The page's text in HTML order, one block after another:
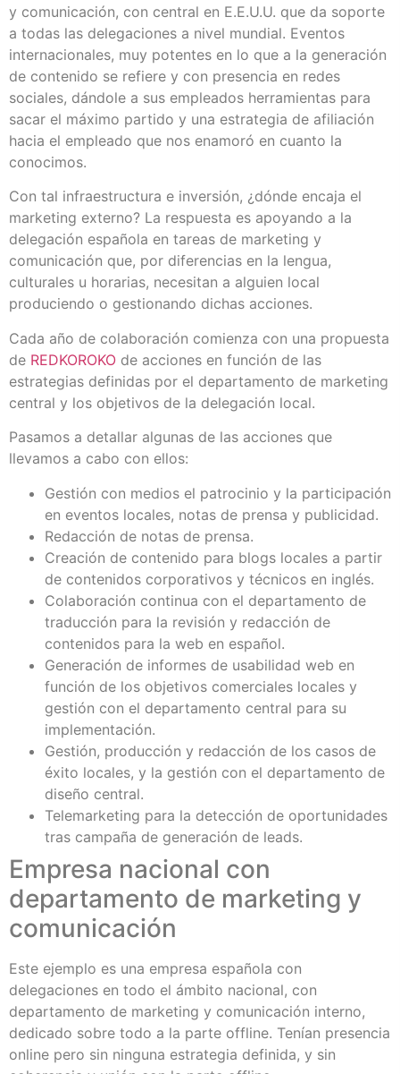
y comunicación, con central en E.E.U.U. que da soporte
a todas las delegaciones a nivel mundial. Eventos
internacionales, muy potentes en lo que a la generación
de contenido se refiere y con presencia en redes
sociales, dándole a sus empleados herramientas para
sacar el máximo partido y una estrategia de afiliación
hacia el empleado que nos enamoró en cuanto la
conocimos.
Con tal infraestructura e inversión, ¿dónde encaja el
marketing externo? La respuesta es apoyando a la
delegación española en tareas de marketing y
comunicación que, por diferencias en la lengua,
culturales u horarias, necesitan a alguien local
produciendo o gestionando dichas acciones.
Cada año de colaboración comienza con una propuesta
de REDKOROKO de acciones en función de las
estrategias definidas por el departamento de marketing
central y los objetivos de la delegación local.
Pasamos a detallar algunas de las acciones que
llevamos a cabo con ellos:
Gestión con medios el patrocinio y la participación
en eventos locales, notas de prensa y publicidad.
Redacción de notas de prensa.
Creación de contenido para blogs locales a partir
de contenidos corporativos y técnicos en inglés.
Colaboración continua con el departamento de
traducción para la revisión y redacción de
contenidos para la web en español.
Generación de informes de usabilidad web en
función de los objetivos comerciales locales y
gestión con el departamento central para su
implementación.
Gestión, producción y redacción de los casos de
éxito locales, y la gestión con el departamento de
diseño central.
Telemarketing para la detección de oportunidades
tras campaña de generación de leads.
Empresa nacional con
departamento de marketing y
comunicación
Este ejemplo es una empresa española con
delegaciones en todo el ámbito nacional, con
departamento de marketing y comunicación interno,
dedicado sobre todo a la parte offline. Tenían presencia
online pero sin ninguna estrategia definida, y sin